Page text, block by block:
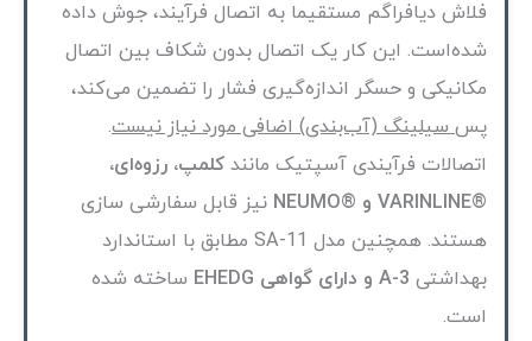
فلاش دیافراگم مستقیما به اتصال فرآیند، جوش داده
شده‌است. این کار یک اتصال بدون شکاف بین اتصال
مکانیکی و حسگر اندازه‌گیری فشار را تضمین می‌کند،
پس سیلینگ (آب‌بندی) اضافی مورد نیاز نیست.
اتصالات فرآیندی آسپتیک مانند کلمپ، رزوه‌ای،
®VARINLINE و ®NEUMO
نیز قابل سفارشی سازی
هستند. همچنین مدل SA-11 مطابق با استاندارد
بهداشتی 3-A و دارای گواهی EHEDG
ساخته شده
است.